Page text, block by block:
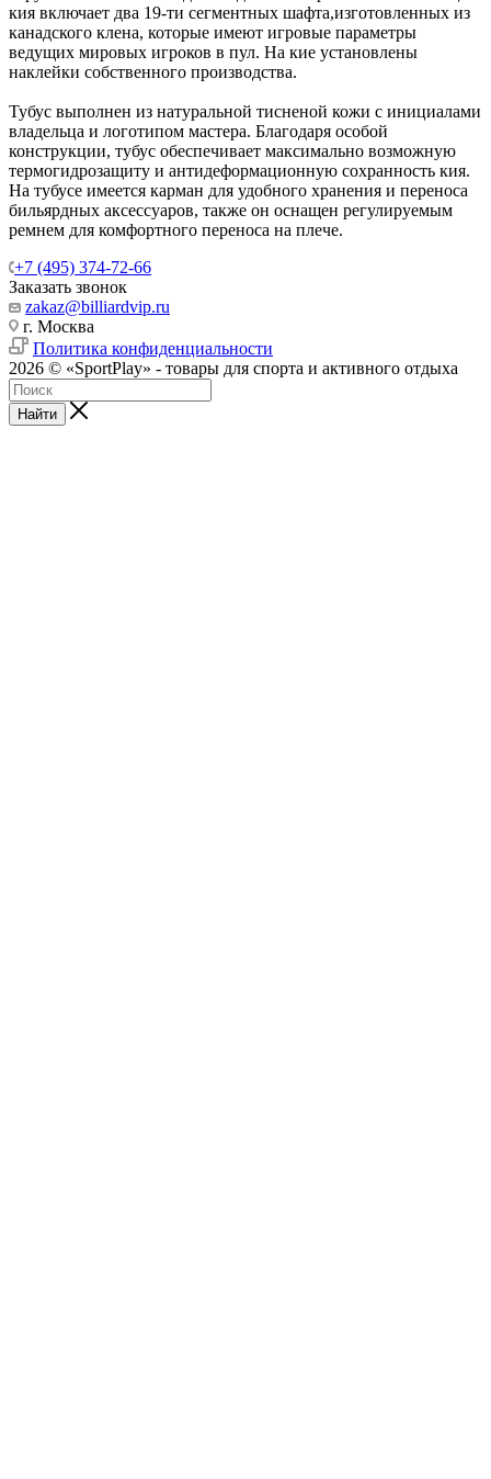
кия включает два 19-ти сегментных шафта,изготовленных из
канадского клена, которые имеют игровые параметры
ведущих мировых игроков в пул. На кие установлены
наклейки собственного производства.
Тубус выполнен из натуральной тисненой кожи с инициалами
владельца и логотипом мастера. Благодаря особой
конструкции, тубус обеспечивает максимально возможную
термогидрозащиту и антидеформационную сохранность кия.
На тубусе имеется карман для удобного хранения и переноса
бильярдных аксессуаров, также он оснащен регулируемым
ремнем для комфортного переноса на плече.
+7 (495) 374-72-66
Заказать звонок
zakaz@billiardvip.ru
г. Москва
Политика конфиденциальности
2026 © «SportPlay» - товары для спорта и активного отдыха
Найти